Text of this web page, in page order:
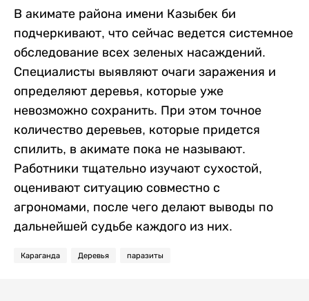
В акимате района имени Казыбек би
подчеркивают, что сейчас ведется системное
обследование всех зеленых насаждений.
Специалисты выявляют очаги заражения и
определяют деревья, которые уже
невозможно сохранить. При этом точное
количество деревьев, которые придется
спилить, в акимате пока не называют.
Работники тщательно изучают сухостой,
оценивают ситуацию совместно с
агрономами, после чего делают выводы по
дальнейшей судьбе каждого из них.
Караганда Деревья паразиты